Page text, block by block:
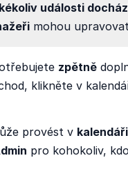
události
mohou
zpětně
klikněte v
provést v kalendáři
pro kohokoliv,